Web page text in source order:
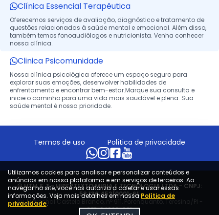
Clínica Essencial Terapêutica
Oferecemos serviços de avaliação, diagnóstico e tratamento de
questões relacionadas à saúde mental e emocional. Além disso,
também temos fonoaudiólogos e nutricionista. Venha conhecer
nossa clínica.
Clinica Psicomunidade
Nossa clínica psicológica oferece um espaço seguro para
explorar suas emoções, desenvolver habilidades de
enfrentamento e encontrar bem-estar.Marque sua consulta e
inicie o caminho para uma vida mais saudável e plena. Sua
saúde mental é nossa prioridade.
Termos de uso Política de privacidade
© HTM & T - HIPERTEXTO MIDIA E TECNOLOGIA LTDA - CNPJ:
53.136.452/0001-61.
Av. Marechal Castelo Branco, nº 911, Porenquanto, Teresina/PI -
CEP: 64003-901.
Utilizamos cookies para analisar e personalizar conteúdos e
anúncios em nossa plataforma e em serviços de terceiros. Ao
navegar no site, você nos autoriza a coletar e usar essas
informações. Veja mais detalhes em nossaPolítica de
privacidade.